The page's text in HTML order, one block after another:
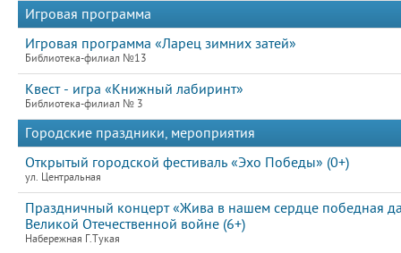
Игровая программа
Игровая программа «Ларец зимних затей»
Библиотека-филиал №13
Квест - игра «Книжный лабиринт»
Библиотека-филиал № 3
Городские праздники, мероприятия
Открытый городской фестиваль «Эхо Победы» (0+)
ул. Центральная
Праздничный концерт «Жива в нашем сердце победная
Великой Отечественной войне (6+)
Набережная Г.Тукая